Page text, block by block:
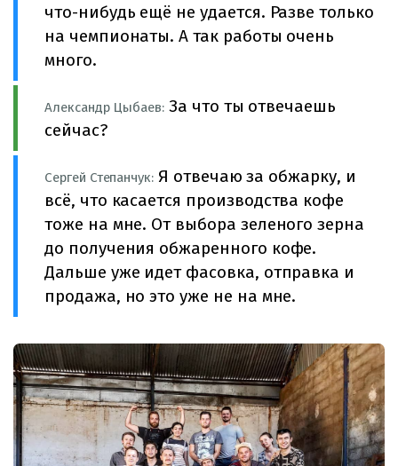
что-нибудь ещё не удается. Разве только
на чемпионаты. А так работы очень
много.
Александр Цыбаев: За что ты отвечаешь
сейчас?
Сергей Степанчук: Я отвечаю за обжарку, и
всё, что касается производства кофе
тоже на мне. От выбора зеленого зерна
до получения обжаренного кофе.
Дальше уже идет фасовка, отправка и
продажа, но это уже не на мне.